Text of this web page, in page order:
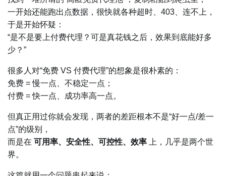
一开始还能跑出点数据，很快就各种超时、403、连不上，
于是开始怀疑：
“是不是要上付费代理？可是真花钱之后，效果到底能好多
少？”
很多人对“免费 VS 付费代理”的想象是很朴素的：
免费 = 慢一点、不稳定一点；
付费 = 快一点、成功率高一点。
但真正用过你就会发现，两者的差距根本不是“好一点/差一
点”的级别，
而是在 可用率、安全性、可控性、效率 上，几乎是两个世
界。